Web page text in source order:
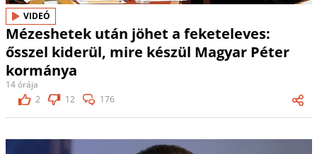
VIDEÓ
Mézeshetek után jöhet a feketeleves:
ősszel kiderül, mire készül Magyar Péter
kormánya
14 órája
2
12 176